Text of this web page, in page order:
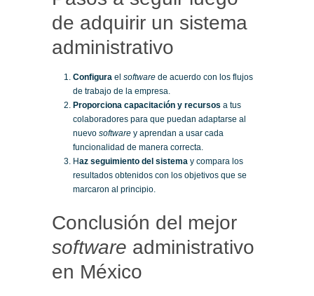
de adquirir un sistema
administrativo
Configura el software de acuerdo con los flujos
de trabajo de la empresa.
Proporciona capacitación y recursos a tus
colaboradores para que puedan adaptarse al
nuevo software y aprendan a usar cada
funcionalidad de manera correcta.
Haz seguimiento del sistema y compara los
resultados obtenidos con los objetivos que se
marcaron al principio.
Conclusión del mejor
software administrativo
en México